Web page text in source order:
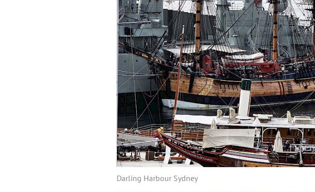
Darling Harbour Sydney